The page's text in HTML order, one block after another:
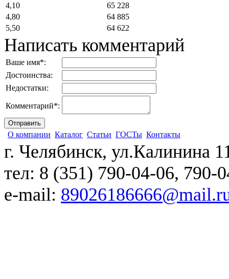
4,10
65 228
4,80
64 885
5,50
64 622
Написать комментарий
Ваше имя*:
Достоинства:
Недостатки:
Комментарий*:
О компании Каталог Статьи ГОСТы Контакты
г. Челябинск, ул.Калинина
тел: 8 (351) 790-04-06, 790-
e-mail: